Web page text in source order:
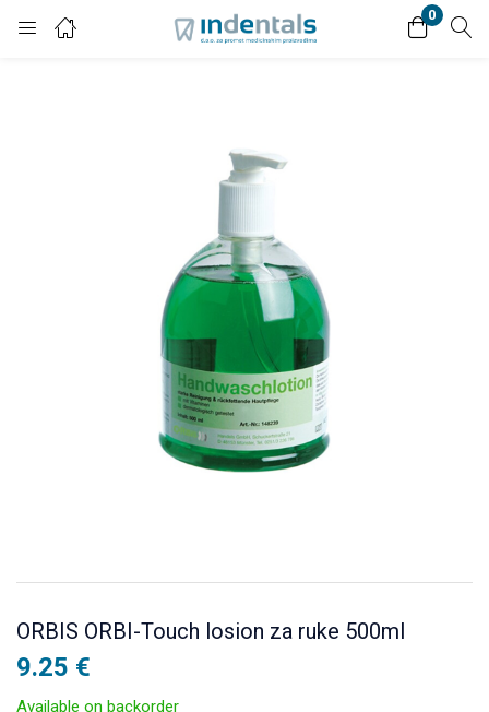
0
Login
ORBIS ORBI-Touch losion za ruke 500ml
9.25 €
Available on backorder